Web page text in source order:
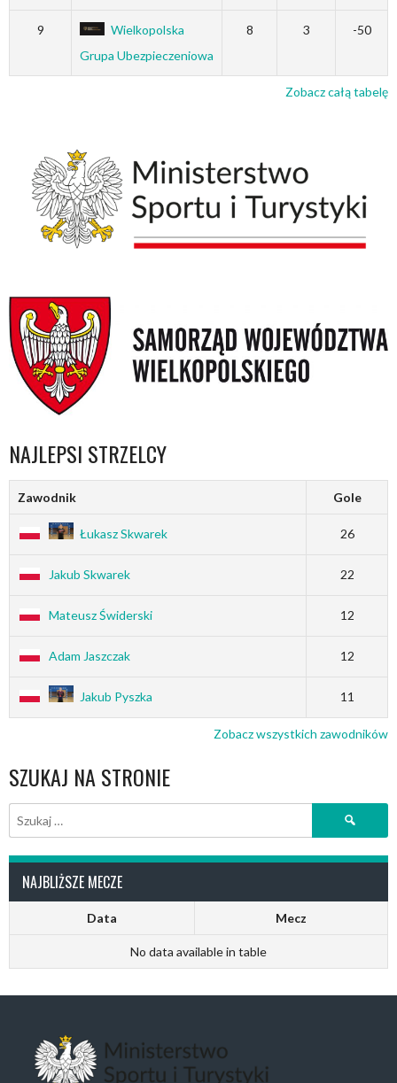
9
Wielkopolska
Grupa Ubezpieczeniowa
8 3 -50
Zobacz całą tabelę
NAJLEPSI STRZELCY
Zawodnik Gole
Łukasz Skwarek 26
Jakub Skwarek 22
Mateusz Świderski 12
Adam Jaszczak 12
Jakub Pyszka 11
Zobacz wszystkich zawodników
SZUKAJ NA STRONIE
Szukaj:
NAJBLIŻSZE MECZE
Data Mecz
No data available in table